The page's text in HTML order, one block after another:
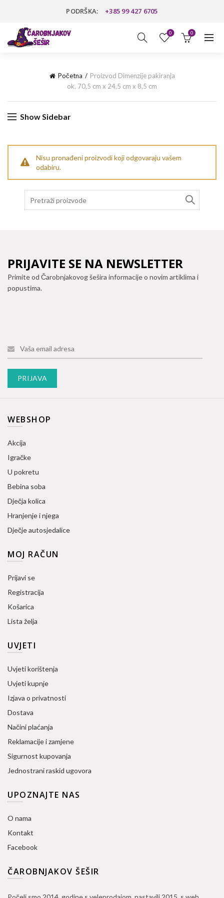
PODRŠKA: +385 99 427 6705
0 0
Početna
Proizvod Dimenzije pakiranja
ok. 70,5 cm x 24,5 cm x 8,5 cm
Show Sidebar
Nisu pronađeni proizvodi koji odgovaraju vašem
odabiru.
for:
PRIJAVITE SE NA NEWSLETTER
Primite od Čarobnjakovog šešira informacije o novim artiklima i
popustima.
WEBSHOP
Akcija
Igračke
U pokretu
Bebina soba
Dječja kolica
Hranjenje i njega
Dječje autosjedalice
MOJ RAČUN
Prijavi se
Registracija
Košarica
Lista želja
UVJETI
Uvjeti korištenja
Uvjeti kupnje
Izjava o privatnosti
Dostava
Načini plaćanja
Reklamacije i zamjene
Sigurnost kupovanja
Jednostrani raskid ugovora
UPOZNAJTE NAS
O nama
Kontakt
Facebook
ČAROBNJAKOV ŠEŠIR